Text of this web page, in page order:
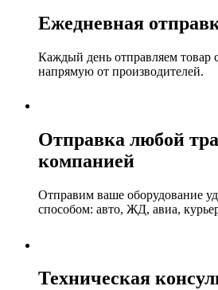
Ежедневная
Каждый день отправляем товар
напрямую от производителей.
Отправка любой
компанией
Отправим ваше оборудование
способом: авто, ЖД, авиа,
Техническая